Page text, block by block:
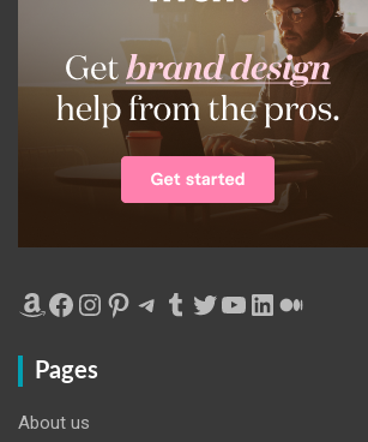
Amazon
Facebook
Instagram
Pinterest
Telegram
Tumblr
Twitter
YouTube
LinkedIn
Medium
Pages
About us